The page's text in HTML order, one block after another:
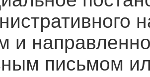
и
письмом